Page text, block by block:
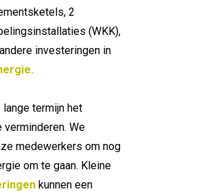
2
(WKK),
investeringen in
termijn het
We
medewerkers om nog
om te gaan. Kleine
kunnen een